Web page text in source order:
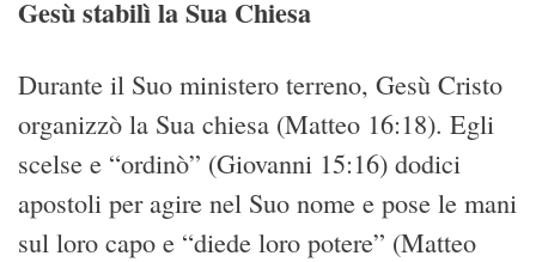
Gesù stabilì la Sua Chiesa
Durante il Suo ministero terreno, Gesù Cristo
organizzò la Sua chiesa (Matteo 16:18). Egli
scelse e “ordinò” (Giovanni 15:16) dodici
apostoli per agire nel Suo nome e pose le mani
sul loro capo e “diede loro potere” (Matteo